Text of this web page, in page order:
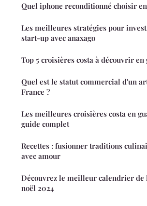
Quel iphone reconditionné choisir
Les meilleures stratégies pour
start-up avec anaxago
Top 5 croisières costa à découvrir en
Quel est le statut commercial d'un
France ?
Les meilleures croisières costa en
guide complet
Recettes : fusionner traditions
avec amour
Découvrez le meilleur calendrier de
noël 2024